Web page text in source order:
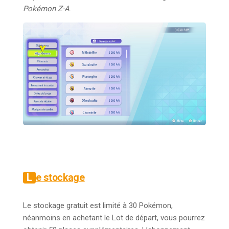
Pokémon Z-A.
Le stockage
Le stockage gratuit est limité à 30 Pokémon,
néanmoins en achetant le Lot de départ, vous pourrez